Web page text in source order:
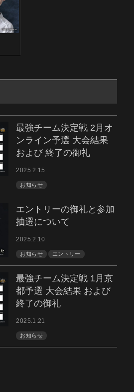
最強チーム決定戦 2月オ
ンライン予選 大会結果
および 終了の御礼
2025.2.15
お知らせ
エントリーの御礼と参加
抽選について
2025.2.10
お知らせ エントリー
最強チーム決定戦 1月京
都予選 大会結果 および
終了の御礼
2025.1.21
お知らせ